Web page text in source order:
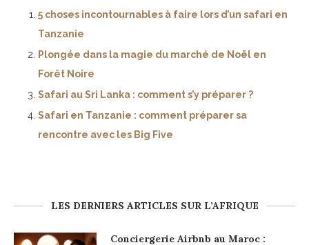
5 choses incontournables à faire lors d’un safari en
Tanzanie
Plongée dans la magie du marché de Noël en
Forêt Noire
Safari au Sri Lanka : comment s’y préparer ?
Safari en Tanzanie : comment préparer sa
rencontre avec les Big Five
LES DERNIERS ARTICLES SUR L’AFRIQUE
Conciergerie Airbnb au Maroc :